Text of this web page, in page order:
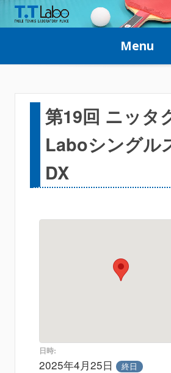
Skip
to
Menu
第19回 ニッタ
Laboシングル
DX
日時:
2025年4月25日 終日